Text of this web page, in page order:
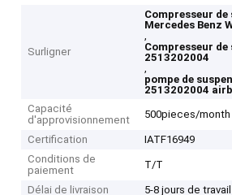
Surligner
Compresseur
Mercedes Benz
,
Compresseur
2513202004
,
pompe de
2513202004
Capacité
d'approvisionnement
500pieces/month
Certification
IATF16949
Conditions de
paiement
T/T
Délai de livraison
5-8 jours de travail